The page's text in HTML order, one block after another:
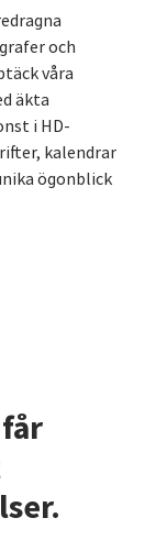
och
våra
äkta
i HD-
kalendrar
ögonblick